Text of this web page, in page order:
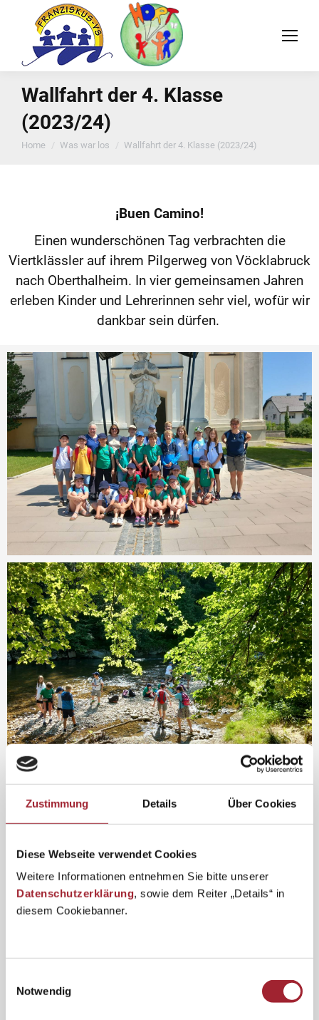
Zustimmung Details Über Cookies
Diese Webseite verwendet Cookies
Weitere Informationen entnehmen Sie bitte unserer
Datenschutzerklärung, sowie dem Reiter „Details“ in
diesem Cookiebanner.
Notwendig
Wallfahrt der 4. Klasse
(2023/24)
You are here:
Home Was war los Wallfahrt der 4. Klasse (2023/24)
¡Buen Camino!
Einen wunderschönen Tag verbrachten die
Viertklässler auf ihrem Pilgerweg von Vöcklabruck
nach Oberthalheim. In vier gemeinsamen Jahren
erleben Kinder und Lehrerinnen sehr viel, wofür wir
dankbar sein dürfen.